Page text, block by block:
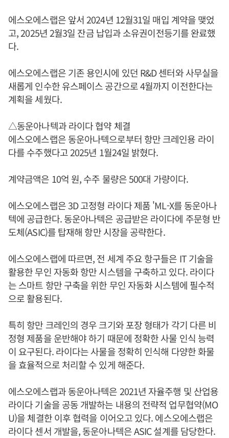
에스오에스랩은 앞서 2024년 12월31일 매입 계약을 맺었
고, 2025년 2월3일 잔금 납입과 소유권이전등기를 완료했
다.
에스오에스랩은 기존 용인시에 있던 R&D 센터와 사무실을
새롭게 인수한 유스페이스 공간으로 4월까지 이전한다는
계획을 세웠다.
△동운아나텍과 라이다 협약 체결
에스오에스랩은 동운아나텍으로부터 항만 크레인용 라이
다를 수주했다고 2025년 1월24일 밝혔다.
계약금액은 10억 원, 수주 물량은 500대 가량이다.
에스오에스랩은 3D 고정형 라이다 제품 'ML-X를 동운아나
텍에 공급한다. 동운아나텍은 공급받은 라이다에 주문형 반
도체(ASIC)를 탑재해 항만 시장을 공략한다.
에스오에스랩에 따르면, 전 세계 주요 항구들은 IT 기술을
활용한 무인 자동화 항만 시스템을 구축하고 있다. 라이다
는 스마트 항만 구축을 위한 무인 자동화 시스템에 필수적
으로 활용된다.
특히 항만 크레인의 경우 크기와 포장 형태가 각기 다른 비
정형 제품을 운반해야 하기 때문에 정확한 사물 인식 능력
이 요구된다. 라이다는 사물을 정확히 인식해 다양한 화물
을 효율적으로 처리할 수 있게 해준다.
에스오에스랩과 동운아나텍은 2021년 자율주행 및 산업용
라이다 기술을 공동 개발하는 내용의 전략적 업무협약(MO
U)을 체결한 이후 협력을 이어오고 있다. 에스오에스랩은
라이다 센서 개발을, 동운아나텍은 ASIC 설계를 담당한다.